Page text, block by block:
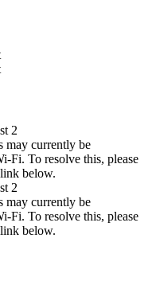
2
may currently be
Fi. To resolve this, please
below.
2
may currently be
Fi. To resolve this, please
below.